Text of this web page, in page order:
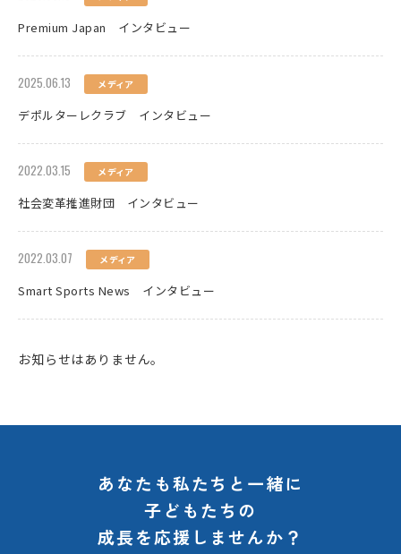
Premium Japan インタビュー
2025.06.13 メディア
デポルターレクラブ インタビュー
2022.03.15 メディア
社会変革推進財団 インタビュー
2022.03.07 メディア
Smart Sports News インタビュー
お知らせはありません。
あなたも私たちと一緒に
子どもたちの
成長を応援しませんか？